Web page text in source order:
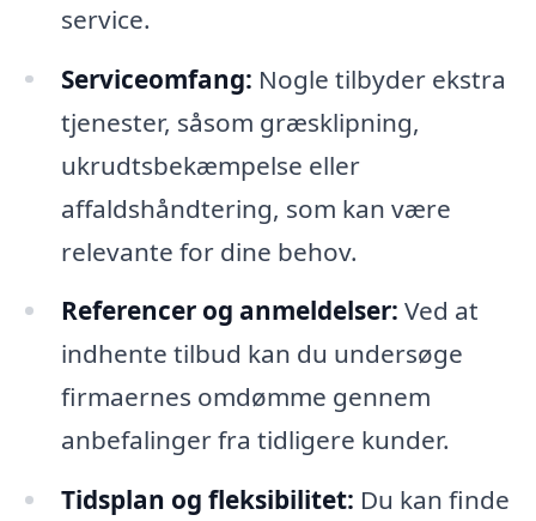
service.
Serviceomfang: Nogle tilbyder ekstra
tjenester, såsom græsklipning,
ukrudtsbekæmpelse eller
affaldshåndtering, som kan være
relevante for dine behov.
Referencer og anmeldelser: Ved at
indhente tilbud kan du undersøge
firmaernes omdømme gennem
anbefalinger fra tidligere kunder.
Tidsplan og fleksibilitet: Du kan finde